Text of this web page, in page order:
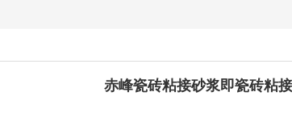
赤峰瓷砖粘接砂浆即瓷砖粘